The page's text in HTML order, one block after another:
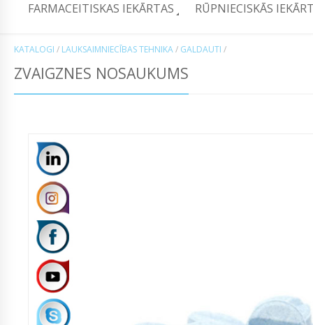
FARMACEITISKAS IEKĀRTAS RŪPNIECISKĀS
KATALOGI / LAUKSAIMNIECĪBAS TEHNIKA/ GALDAUTI /
ZVAIGZNES NOSAUKUMS